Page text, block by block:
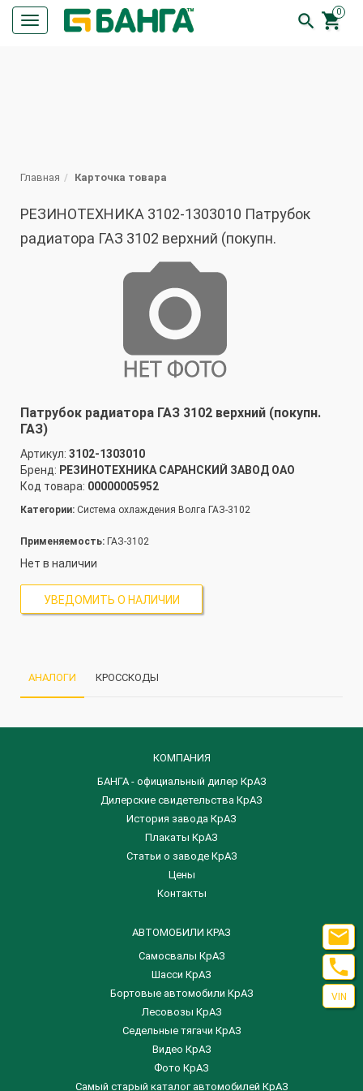
Кнопка
меню
0


Главная Карточка товара
РЕЗИНОТЕХНИКА 3102-1303010 Патрубок
радиатора ГАЗ 3102 верхний (покупн.
Патрубок радиатора ГАЗ 3102 верхний (покупн.
ГАЗ)
Артикул: 3102-1303010
Бренд: РЕЗИНОТЕХНИКА САРАНСКИЙ ЗАВОД ОАО
Код товара: 00000005952
Категории: Система охлаждения Волга ГАЗ-3102
Применяемость: ГАЗ-3102
Нет в наличии
УВЕДОМИТЬ О НАЛИЧИИ
АНАЛОГИ КРОССКОДЫ
КОМПАНИЯ
БАНГА - официальный дилер КрАЗ
Дилерские свидетельства КрАЗ
История завода КрАЗ
Плакаты КрАЗ
Статьи о заводе КрАЗ
Цены
Контакты
АВТОМОБИЛИ КРАЗ
Самосвалы КрАЗ
Шасси КрАЗ
Бортовые автомобили КрАЗ
Лесовозы КрАЗ
Седельные тягачи КрАЗ
Видео КрАЗ
Фото КрАЗ
Самый старый каталог автомобилей КрАЗ


VIN